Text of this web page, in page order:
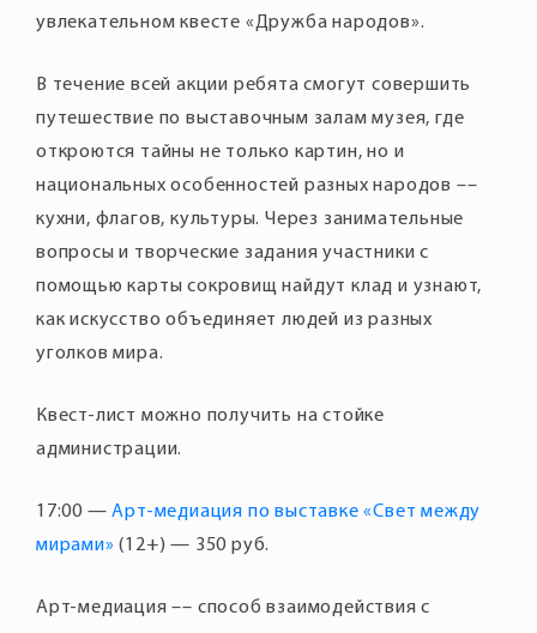
В течение всей акции ребята смогут совершить
путешествие по выставочным залам музея, где
откроются тайны не только картин, но и
национальных особенностей разных народов ––
кухни, флагов, культуры. Через занимательные
вопросы и творческие задания участники с
помощью карты сокровищ найдут клад и узнают,
как искусство объединяет людей из разных
уголков мира.
Квест-лист можно получить на стойке
администрации.
17:00 —Арт-медиация по выставке «Свет между
мирами» (12+) — 350 руб.
Арт-медиация –– способ взаимодействия с